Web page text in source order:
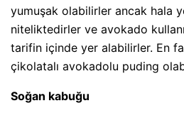
yumuşak olabilirler ancak hala
niteliktedirler ve avokado
tarifin içinde yer alabilirler. En
çikolatalı avokadolu puding
Soğan kabuğu